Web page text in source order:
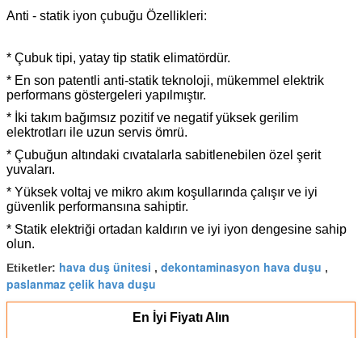
Anti - statik iyon çubuğu Özellikleri:
* Çubuk tipi, yatay tip statik elimatördür.
* En son patentli anti-statik teknoloji, mükemmel elektrik
performans göstergeleri yapılmıştır.
* İki takım bağımsız pozitif ve negatif yüksek gerilim
elektrotları ile uzun servis ömrü.
* Çubuğun altındaki cıvatalarla sabitlenebilen özel şerit
yuvaları.
* Yüksek voltaj ve mikro akım koşullarında çalışır ve iyi
güvenlik performansına sahiptir.
* Statik elektriği ortadan kaldırın ve iyi iyon dengesine sahip
olun.
Etiketler: hava duş ünitesi , dekontaminasyon hava duşu ,
paslanmaz çelik hava duşu
En İyi Fiyatı Alın